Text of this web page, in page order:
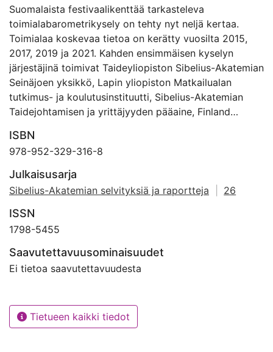
Suomalaista festivaalikenttää tarkasteleva
toimialabarometrikysely on tehty nyt neljä kertaa.
Toimialaa koskevaa tietoa on kerätty vuosilta 2015,
2017, 2019 ja 2021. Kahden ensimmäisen kyselyn
järjestäjinä toimivat Taideyliopiston Sibelius-Akatemian
Seinäjoen yksikkö, Lapin yliopiston Matkailualan
tutkimus- ja koulutusinstituutti, Sibelius-Akatemian
Taidejohtamisen ja yrittäjyyden pääaine, Finland
Vuoden 2015 osalta yhteistyökumppaneita olivat
lisäksi Seinäjoen ammattikorkeakoulu ja Turun
yliopiston kauppakorkeakoulun Porin yksikkö.
Kahdessa ensimmäisessä tiedonkeruussa kysely
kohdistettiin pääosin Finland Festivals ry:n jäsenistölle
huomioimalla myös yhdistykseen kuulumattomia
merkittäviä rytmimusiikkifestivaaleja.
Vuonna 2019 tutkimuksen pääjärjestäjäksi vaihtui
LiveFIN ry, joka sai tutkimuskyselylle rahoitusta
fokusoitua nimenomaan rytmimusiikkifestivaaleihin
tavoitteena saada aiempaa syvempi kuva
toimijakentästä. Lisäksi tutkimuksessa olivat mukana
ISBN
978-952-329-316-8
Julkaisusarja
Sibelius-Akatemian selvityksiä ja raportteja 26
ISSN
1798-5455
Saavutettavuusominaisuudet
Ei tietoa saavutettavuudesta
Tietueen kaikki tiedot